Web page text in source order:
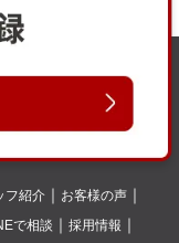
フ紹介
お客様の声
で相談
採用情報